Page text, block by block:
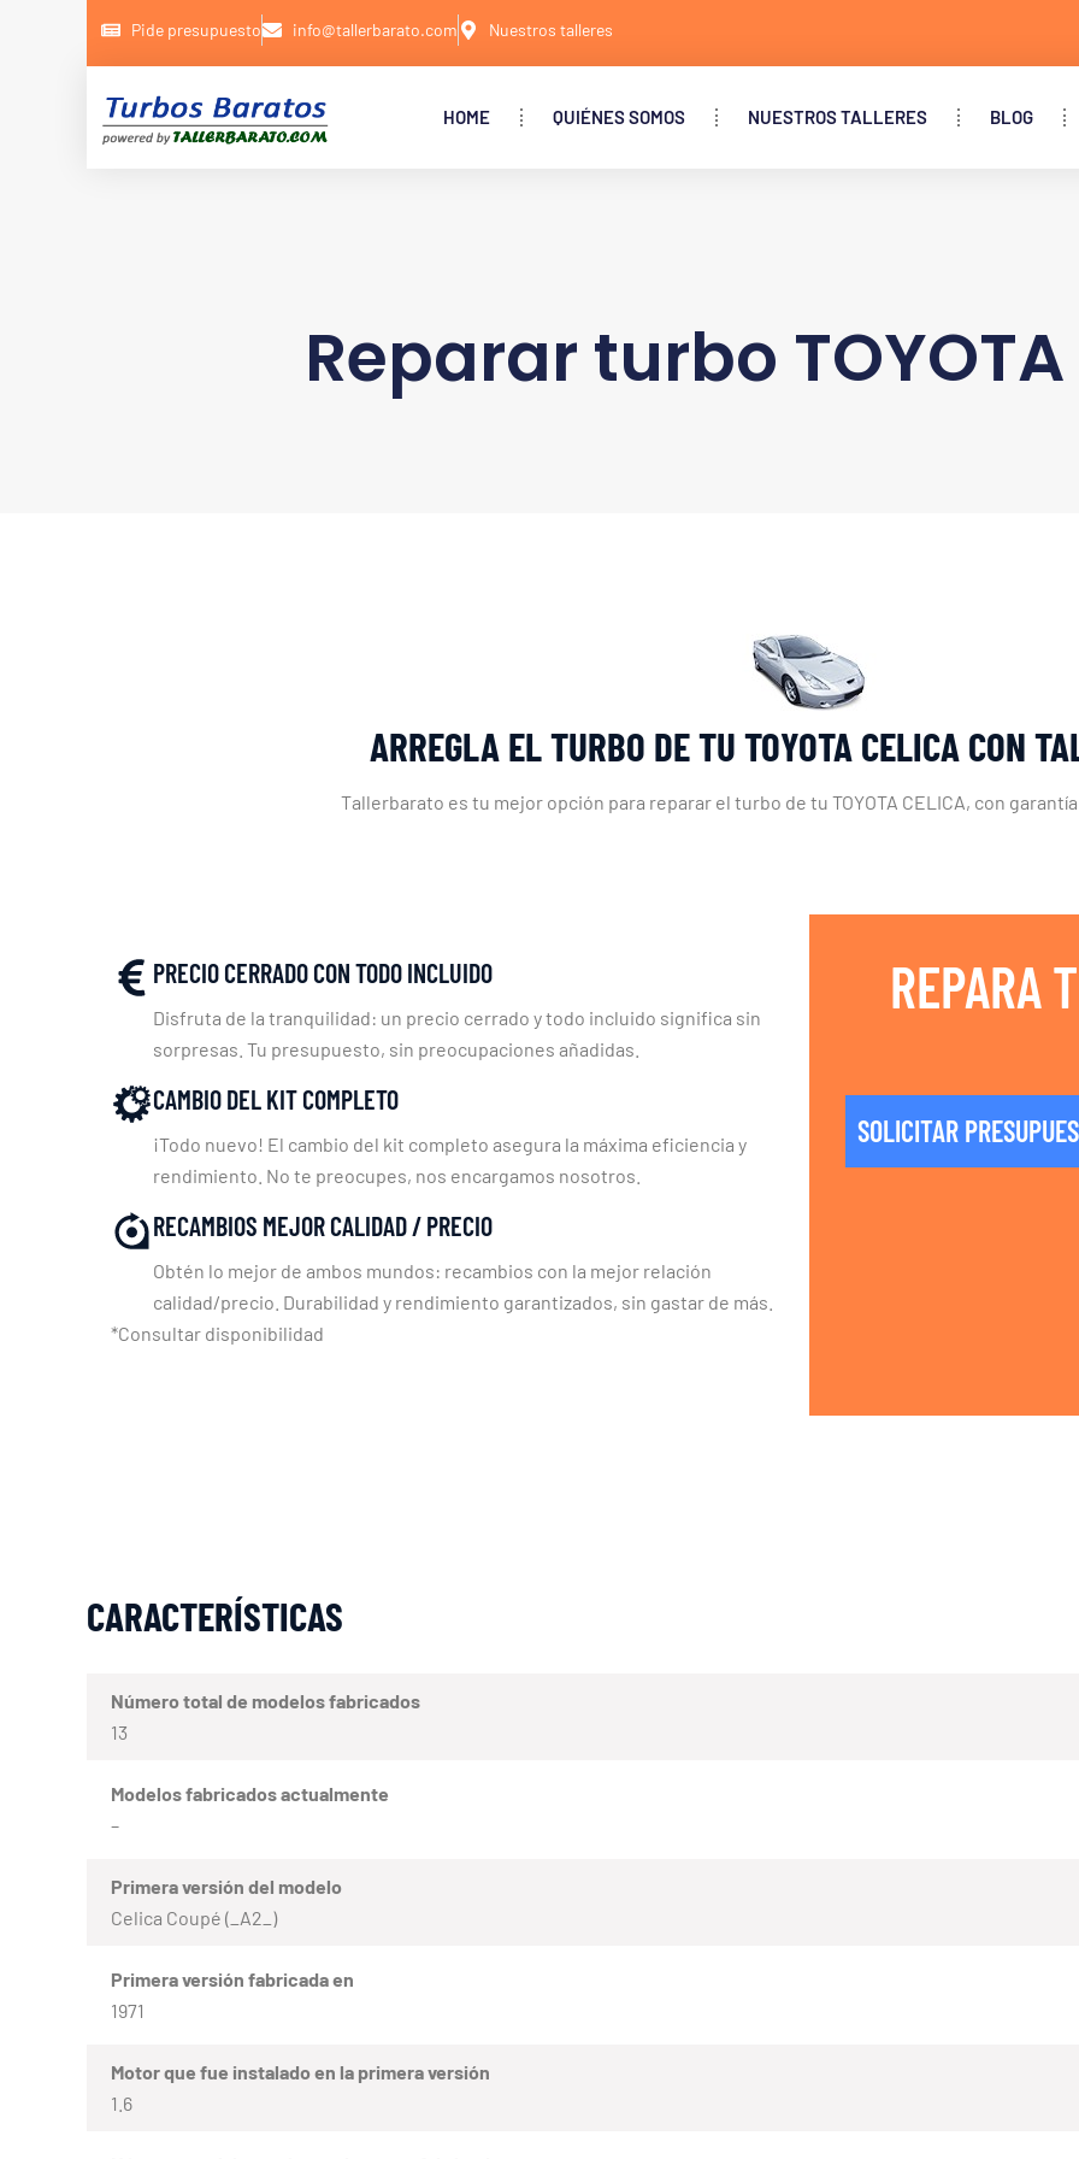
Pide presupuesto info@tallerbarato.com Nuestros talleres
HOME QUIÉNES SOMOS NUESTROS TALLERES BLOG
Reparar turbo TOYOTA
ARREGLA EL TURBO DE TU TOYOTA CELICA CON
Tallerbarato es tu mejor opción para reparar el turbo de tu TOYOTA CELICA, con
PRECIO CERRADO CON TODO INCLUIDO
Disfruta de la tranquilidad: un precio cerrado y todo incluido significa sin
sorpresas. Tu presupuesto, sin preocupaciones añadidas.
CAMBIO DEL KIT COMPLETO
¡Todo nuevo! El cambio del kit completo asegura la máxima eficiencia y
rendimiento. No te preocupes, nos encargamos nosotros.
RECAMBIOS MEJOR CALIDAD / PRECIO
Obtén lo mejor de ambos mundos: recambios con la mejor relación
calidad/precio. Durabilidad y rendimiento garantizados, sin gastar de más.
*Consultar disponibilidad
REPARA
SOLICITAR
CARACTERÍSTICAS
Número total de modelos fabricados
13
Modelos fabricados actualmente
–
Primera versión del modelo
Celica Coupé (_A2_)
Primera versión fabricada en
1971
Motor que fue instalado en la primera versión
1.6